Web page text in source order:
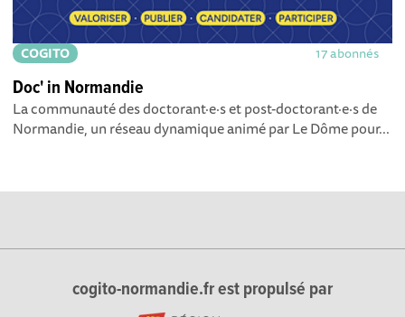
COGITO 17 abonnés
Doc' in Normandie
La communauté des doctorant·e·s et post-doctorant·e·s de
Normandie, un réseau dynamique animé par Le Dôme pour...
cogito-normandie.fr est propulsé par